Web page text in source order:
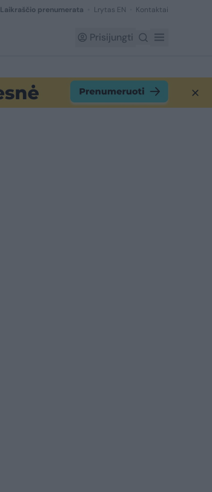
Laikraščio prenumerata Lrytas EN Kontaktai
Prisijungti